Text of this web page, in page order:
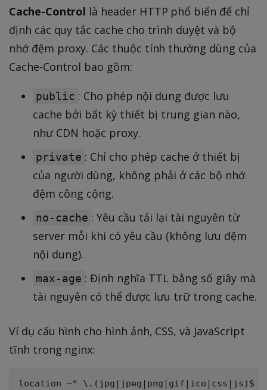
Cache-Control là header HTTP phổ biến để chỉ
định các quy tắc cache cho trình duyệt và bộ
nhớ đệm proxy. Các thuộc tính thường dùng của
Cache-Control bao gồm:
public : Cho phép nội dung được lưu
cache bởi bất kỳ thiết bị trung gian nào,
như CDN hoặc proxy.
private : Chỉ cho phép cache ở thiết bị
của người dùng, không phải ở các bộ nhớ
đệm công cộng.
no-cache : Yêu cầu tải lại tài nguyên từ
server mỗi khi có yêu cầu (không lưu đệm
nội dung).
max-age : Định nghĩa TTL bằng số giây mà
tài nguyên có thể được lưu trữ trong cache.
Ví dụ cấu hình cho hình ảnh, CSS, và JavaScript
tĩnh trong nginx:
location ~* \.(jpg|jpeg|png|gif|ico|css|js)$ {